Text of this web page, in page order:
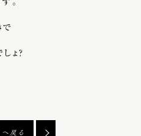
で
ょ？
戻る